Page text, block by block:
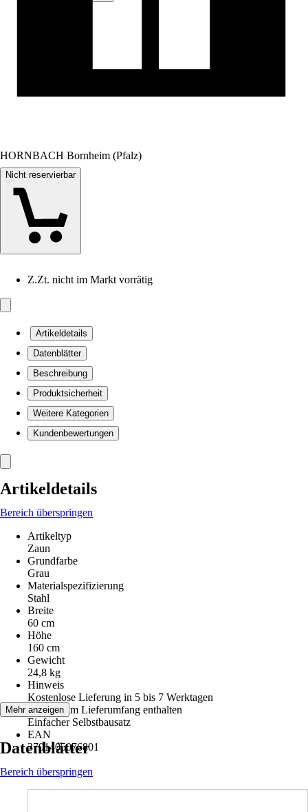
HORNBACH Bornheim (Pfalz)
Nicht reservierbar
Z.Zt. nicht im Markt vorrätig
Artikeldetails
Datenblätter
Beschreibung
Produktsicherheit
Weitere Kategorien
Kundenbewertungen
Artikeldetails
Bereich überspringen
Artikeltyp
Zaun
Grundfarbe
Grau
Materialspezifizierung
Stahl
Breite
60 cm
Höhe
160 cm
Gewicht
24,8 kg
Hinweis
Kostenlose Lieferung in 5 bis 7 Werktagen
Zubehör im Lieferumfang enthalten
Einfacher Selbstbausatz
EAN
3701405076801
Mehr anzeigen
Datenblätter
Bereich überspringen